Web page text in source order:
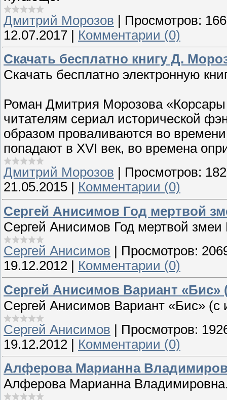
Дмитрий Морозов | Просмотров:
12.07.2017 | Комментарии (0)
Скачать бесплатно книгу Д.
Скачать бесплатно электронную
Роман Дмитрия Морозова
читателям сериал исторической
образом проваливаются во времени
попадают в XVI век, во времена
Дмитрий Морозов
Просмотров:
21.05.2015
Комментарии (0)
Сергей Анисимов Год мертвой
Сергей Анисимов Год мертвой
Сергей Анисимов
Просмотров:
19.12.2012
Комментарии (0)
Сергей Анисимов Вариант
Сергей Анисимов Вариант «Бис»
Сергей Анисимов | Просмотров:
19.12.2012 | Комментарии (0)
Алферова Марианна
Алферова Марианна